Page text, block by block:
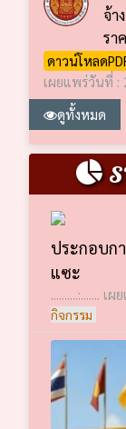
จ้า
รา
ดาวน์โหลด
เผยแพร่วันที่ :
ดูทั้งหมด
ร
ประกอบก
แซะ
..........:.......
กิจกรรม